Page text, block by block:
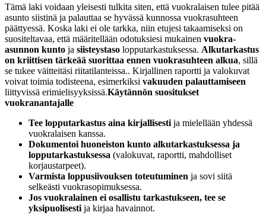
Tämä laki voidaan yleisesti tulkita siten, että vuokralaisen tulee pitää
asunto siistinä ja palauttaa se hyvässä kunnossa vuokrasuhteen
päättyessä. Koska laki ei ole tarkka, niin etujesi takaamiseksi on
suositeltavaa, että määritellään odotuksiesi mukainen vuokra-
asunnon kunto ja siisteystaso lopputarkastuksessa. Alkutarkastus
on kriittisen tärkeää suorittaa ennen vuokrasuhteen alkua, sillä
se tukee väitteitäsi riitatilanteissa.. Kirjallinen raportti ja valokuvat
voivat toimia todisteena, esimerkiksi vakuuden palauttamiseen
liittyvissä erimielisyyksissä.Käytännön suositukset
vuokranantajalle
Tee lopputarkastus aina kirjallisesti ja mielellään yhdessä
vuokralaisen kanssa.
Dokumentoi huoneiston kunto alkutarkastuksessa ja
lopputarkastuksessa (valokuvat, raportti, mahdolliset
korjaustarpeet).
Varmista loppusiivouksen toteutuminen ja sovi siitä
selkeästi vuokrasopimuksessa.
Jos vuokralainen ei osallistu tarkastukseen, tee se
yksipuolisesti ja kirjaa havainnot.